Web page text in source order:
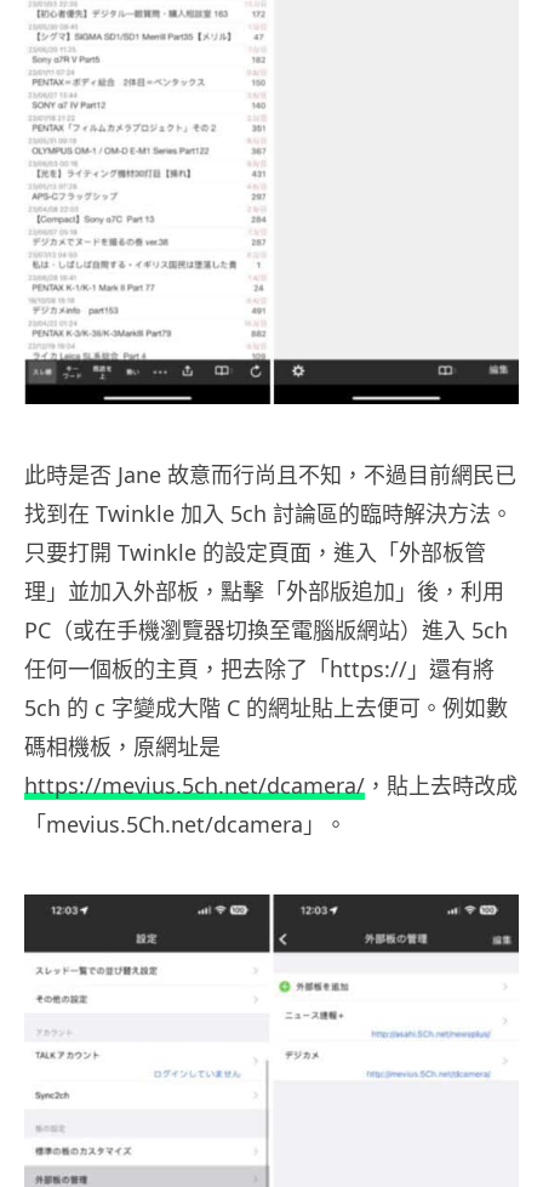
此時是否 Jane 故意而行尚且不知，不過目前網民已
找到在 Twinkle 加入 5ch 討論區的臨時解決方法。
只要打開 Twinkle 的設定頁面，進入「外部板管
理」並加入外部板，點擊「外部版追加」後，利用
PC（或在手機瀏覽器切換至電腦版網站）進入 5ch
任何一個板的主頁，把去除了「https://」還有將
5ch 的 c 字變成大階 C 的網址貼上去便可。例如數
碼相機板，原網址是
https://mevius.5ch.net/dcamera/ ，貼上去時改成
「mevius.5Ch.net/dcamera」。